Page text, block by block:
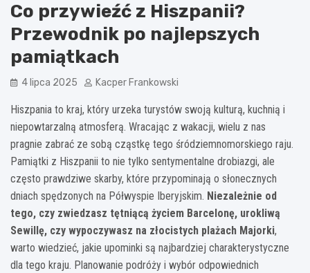
Co przywieźć z Hiszpanii?
Przewodnik po najlepszych
pamiątkach
4 lipca 2025 Kacper Frankowski
Hiszpania to kraj, który urzeka turystów swoją kulturą, kuchnią i
niepowtarzalną atmosferą. Wracając z wakacji, wielu z nas
pragnie zabrać ze sobą cząstkę tego śródziemnomorskiego raju.
Pamiątki z Hiszpanii to nie tylko sentymentalne drobiazgi, ale
często prawdziwe skarby, które przypominają o słonecznych
dniach spędzonych na Półwyspie Iberyjskim. Niezależnie od
tego, czy zwiedzasz tętniącą życiem Barcelonę, urokliwą
Sewillę, czy wypoczywasz na złocistych plażach Majorki,
warto wiedzieć, jakie upominki są najbardziej charakterystyczne
dla tego kraju. Planowanie podróży i wybór odpowiednich